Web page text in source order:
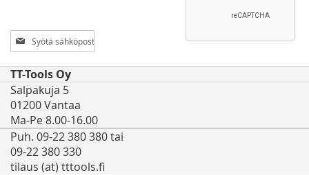
Tilaa
uutiskirjeemme:
TT-Tools Oy
Salpakuja 5
01200 Vantaa
Ma-Pe 8.00-16.00
Puh. 09-22 380 380 tai
09-22 380 330
tilaus (at) tttools.fi